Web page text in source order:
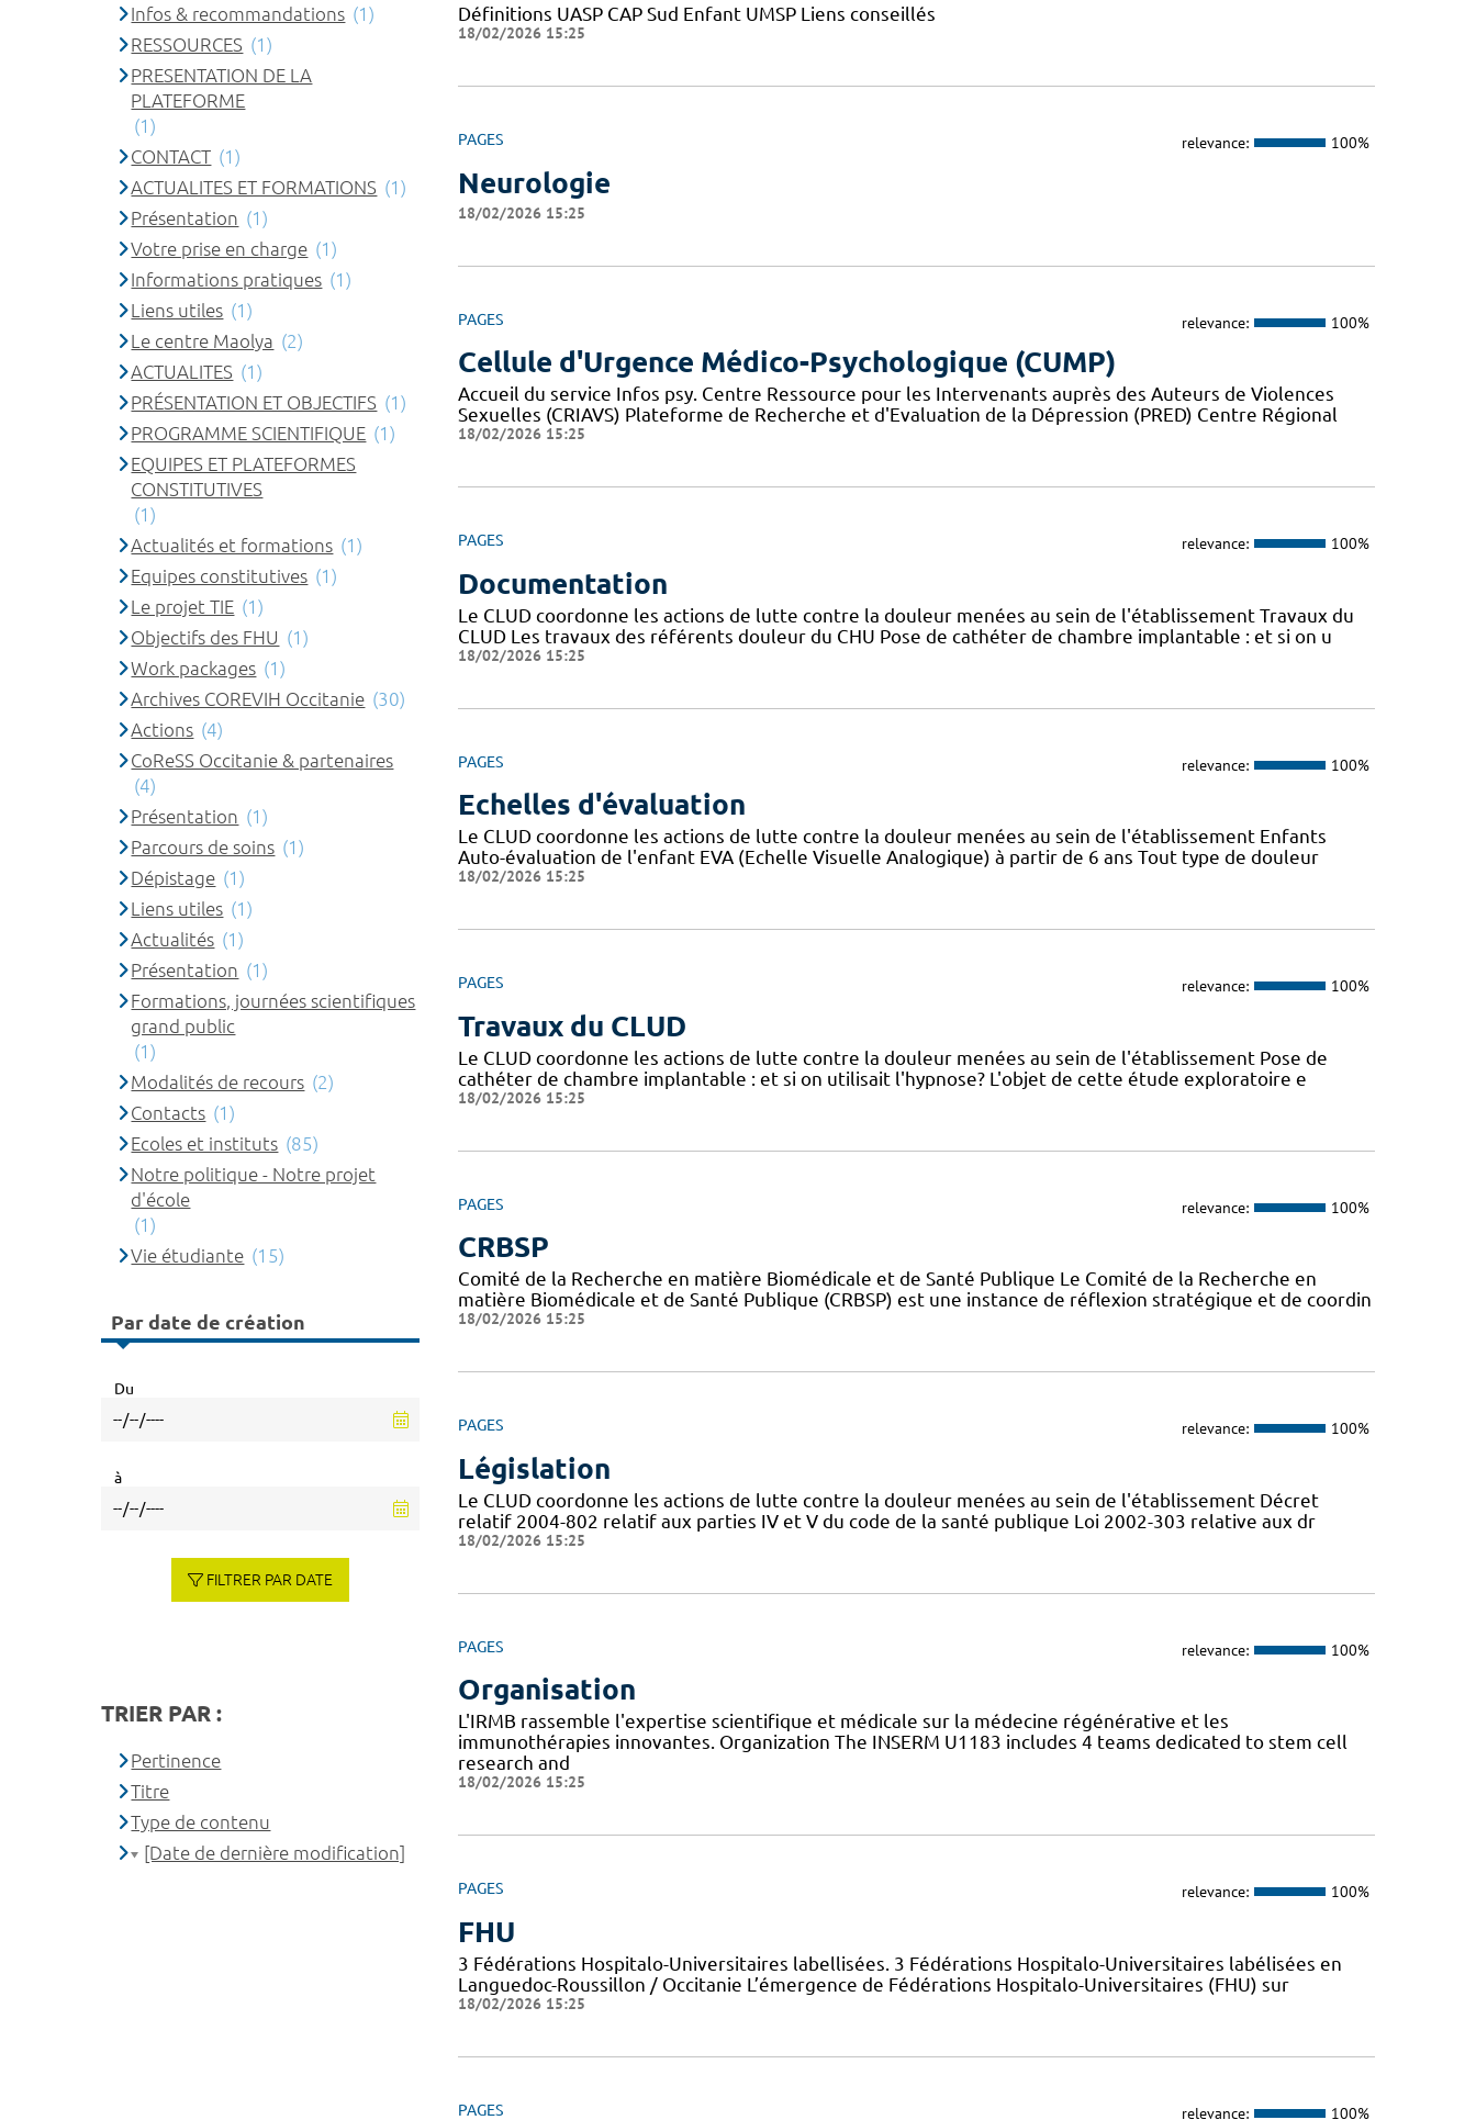
Définitions UASP CAP Sud Enfant UMSP Liens conseillés
18/02/2026 15:25
PAGES relevance: 100%
Neurologie
18/02/2026 15:25
PAGES relevance: 100%
Cellule d'Urgence Médico-Psychologique (CUMP)
Accueil du service Infos psy. Centre Ressource pour les Intervenants auprès des Auteurs de Violences
Sexuelles (CRIAVS) Plateforme de Recherche et d'Evaluation de la Dépression (PRED) Centre Régional
18/02/2026 15:25
PAGES relevance: 100%
Documentation
Le CLUD coordonne les actions de lutte contre la douleur menées au sein de l'établissement Travaux du
CLUD Les travaux des référents douleur du CHU Pose de cathéter de chambre implantable : et si on u
18/02/2026 15:25
PAGES relevance: 100%
Echelles d'évaluation
Le CLUD coordonne les actions de lutte contre la douleur menées au sein de l'établissement Enfants
Auto-évaluation de l'enfant EVA (Echelle Visuelle Analogique) à partir de 6 ans Tout type de douleur
18/02/2026 15:25
PAGES relevance: 100%
Travaux du CLUD
Le CLUD coordonne les actions de lutte contre la douleur menées au sein de l'établissement Pose de
cathéter de chambre implantable : et si on utilisait l'hypnose? L'objet de cette étude exploratoire e
18/02/2026 15:25
PAGES relevance: 100%
CRBSP
Comité de la Recherche en matière Biomédicale et de Santé Publique Le Comité de la Recherche en
matière Biomédicale et de Santé Publique (CRBSP) est une instance de réflexion stratégique et de coordin
18/02/2026 15:25
PAGES relevance: 100%
Législation
Le CLUD coordonne les actions de lutte contre la douleur menées au sein de l'établissement Décret
relatif 2004-802 relatif aux parties IV et V du code de la santé publique Loi 2002-303 relative aux dr
18/02/2026 15:25
PAGES relevance: 100%
Organisation
L'IRMB rassemble l'expertise scientifique et médicale sur la médecine régénérative et les
immunothérapies innovantes. Organization The INSERM U1183 includes 4 teams dedicated to stem cell
research and
18/02/2026 15:25
PAGES relevance: 100%
FHU
3 Fédérations Hospitalo-Universitaires labellisées. 3 Fédérations Hospitalo-Universitaires labélisées en
Languedoc-Roussillon / Occitanie L’émergence de Fédérations Hospitalo-Universitaires (FHU) sur
18/02/2026 15:25
PAGES relevance: 100%
Infos & recommandations (1)
RESSOURCES (1)
PRESENTATION DE LA
PLATEFORME
(1)
CONTACT (1)
ACTUALITES ET FORMATIONS (1)
Présentation (1)
Votre prise en charge (1)
Informations pratiques (1)
Liens utiles (1)
Le centre Maolya (2)
ACTUALITES (1)
PRÉSENTATION ET OBJECTIFS (1)
PROGRAMME SCIENTIFIQUE (1)
EQUIPES ET PLATEFORMES
CONSTITUTIVES
(1)
Actualités et formations (1)
Equipes constitutives (1)
Le projet TIE (1)
Objectifs des FHU (1)
Work packages (1)
Archives COREVIH Occitanie (30)
Actions (4)
CoReSS Occitanie & partenaires
(4)
Présentation (1)
Parcours de soins (1)
Dépistage (1)
Liens utiles (1)
Actualités (1)
Présentation (1)
Formations, journées scientifiques
grand public
(1)
Modalités de recours (2)
Contacts (1)
Ecoles et instituts (85)
Notre politique - Notre projet
d'école
(1)
Vie étudiante (15)
Par date de création
Du
à
FILTRER PAR DATE
TRIER PAR :
Pertinence
Titre
Type de contenu
[Date de dernière modification]